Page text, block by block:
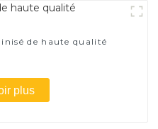
de haute qualité
plus